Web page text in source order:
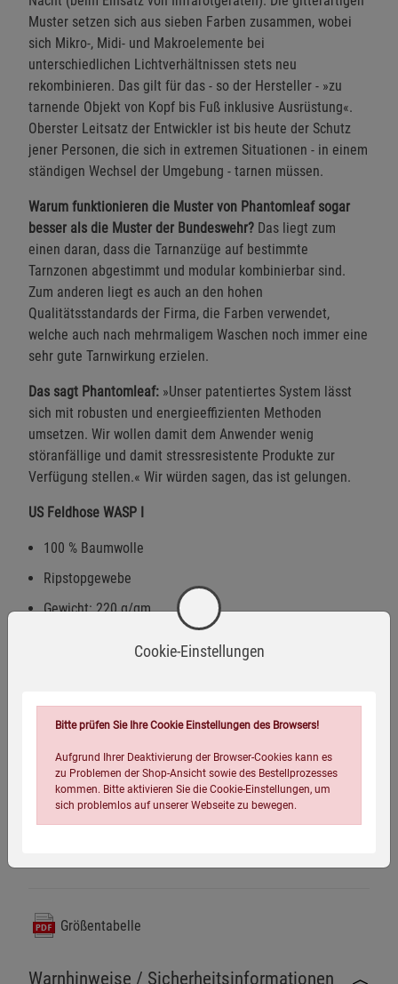
Muster setzen sich aus sieben Farben zusammen, wobei
sich Mikro-, Midi- und Makroelemente bei
unterschiedlichen Lichtverhältnissen stets neu
rekombinieren. Das gilt für das - so der Hersteller - »zu
tarnende Objekt von Kopf bis Fuß inklusive Ausrüstung«.
Oberster Leitsatz der Entwickler ist bis heute der Schutz
jener Personen, die sich in extremen Situationen - in einem
ständigen Wechsel der Umgebung - tarnen müssen.
Warum funktionieren die Muster von Phantomleaf sogar
besser als die Muster der Bundeswehr? Das liegt zum
einen daran, dass die Tarnanzüge auf bestimmte
Tarnzonen abgestimmt und modular kombinierbar sind.
Zum anderen liegt es auch an den hohen
Qualitätsstandards der Firma, die Farben verwendet,
welche auch nach mehrmaligem Waschen noch immer eine
sehr gute Tarnwirkung erzielen.
Das sagt Phantomleaf: »Unser patentiertes System lässt
sich mit robusten und energieeffizienten Methoden
umsetzen. Wir wollen damit dem Anwender wenig
störanfällige und damit stressresistente Produkte zur
Verfügung stellen.« Wir würden sagen, das ist gelungen.
US Feldhose WASP I
100 % Baumwolle
Ripstopgewebe
Gewicht: 220 g/qm
2 seitliche Schubtaschen
2 große aufgesetzte Beintaschen
2 Gesäßtaschen mit Patte und Knopfverschluss
Größentabelle
Warnhinweise / Sicherheitsinformationen
Cookie-Einstellungen
Bitte prüfen Sie Ihre Cookie Einstellungen des Browsers!
Aufgrund Ihrer Deaktivierung der Browser-Cookies kann es
zu Problemen der Shop-Ansicht sowie des Bestellprozesses
kommen. Bitte aktivieren Sie die Cookie-Einstellungen, um
sich problemlos auf unserer Webseite zu bewegen.